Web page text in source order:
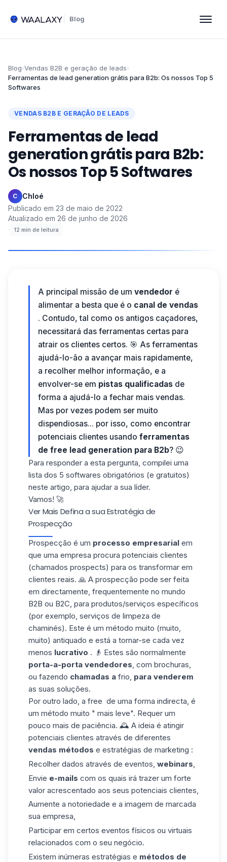
Blog
Blog›Vendas B2B e geração de leads›
Ferramentas de lead generation grátis para B2b: Os nossos Top 5
Softwares
VENDAS B2B E GERAÇÃO DE LEADS
Ferramentas de lead
generation grátis para B2b:
Os nossos Top 5 Softwares
C Chloé·
Publicado em 23 de maio de 2022·
Atualizado em 26 de junho de 2026
·
12 min de leitura
A principal missão de um vendedor é
alimentar a besta que é o canal de vendas
. Contudo, tal como os antigos caçadores,
necessitará das ferramentas certas para
atrair os clientes certos. 🎯 As ferramentas
ajudá-lo-ão a avançar mais rapidamente,
a recolher melhor informação, e a
envolver-se em pistas qualificadas de
forma a ajudá-lo a fechar mais vendas.
Mas por vezes podem ser muito
dispendiosas... por isso, como encontrar
potenciais clientes usando ferramentas
de free lead generation para B2b? 😉
Para responder a esta pergunta, compilei uma
lista dos 5 softwares obrigatórios (e gratuitos)
neste artigo, para ajudar a sua líder.
Vamos! 🚀
Ver Mais Defina a sua Estratégia de
Prospecção
Prospecção é um processo empresarial em
que uma empresa procura potenciais clientes
(chamados prospects) para os transformar em
clientes reais. 🙏 A prospecção pode ser feita
em directamente, frequentemente no mundo
B2B ou B2C, para produtos/serviços específicos
(por exemplo, serviços de limpeza de
chaminés). Este é um método muito (muito,
muito) antiquado e está a tornar-se cada vez
menos lucrativo . 👴 Estes são normalmente
porta-a-porta vendedores, com brochuras,
ou fazendo chamadas a frio, para venderem
as suas soluções.
Por outro lado, a free de uma forma indirecta, é
um método muito " mais leve". Requer um
pouco mais de paciência. 🕰️ A ideia é atingir
potenciais clientes através de diferentes
vendas métodos e estratégias de marketing :
Recolher dados através de eventos, webinars
Envie e-mails com os quais irá trazer um forte
valor acrescentado aos seus potenciais clientes,
Aumente a notoriedade e a imagem de marcada
sua empresa,
Participar em certos eventos físicos ou virtuais
relacionados com o seu negócio.
Existem inúmeras estratégias e métodos de